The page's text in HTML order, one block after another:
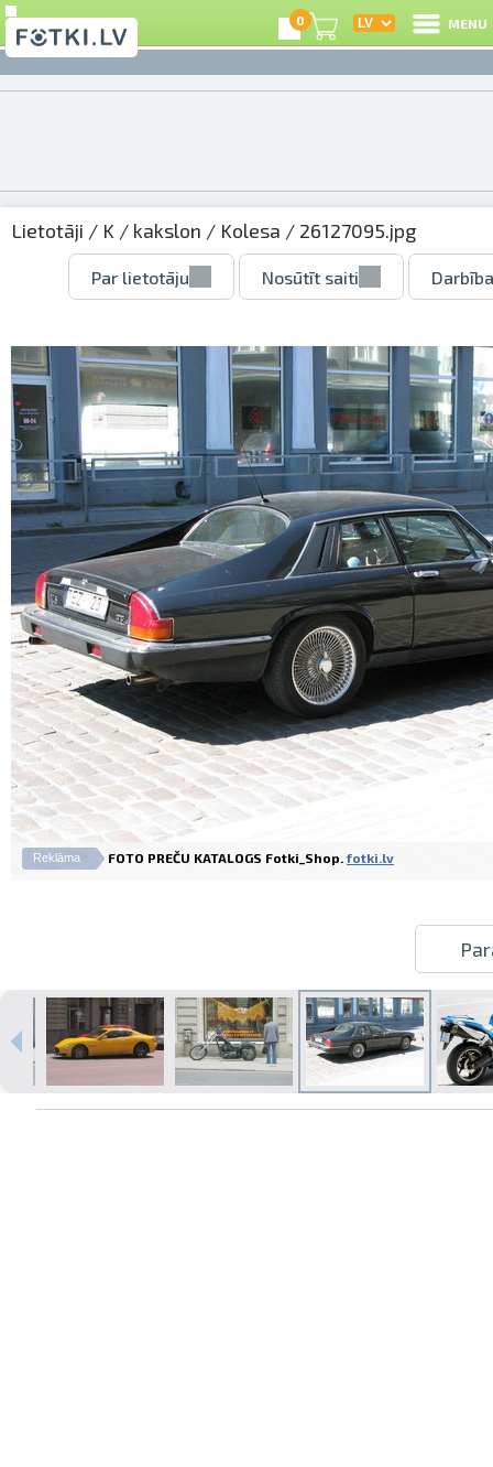
Izdrukas 1h laikā Rīgā – pasūtiet
tiešsaistē
Dažādi formāti un papīra veidi
0 MENU
Lietotāji / K / kakslon / Kolesa / 26127095.jpg
Par lietotāju Nosūtīt saiti
Reklāma FOTO PREČU KATALOGS Fotki_Shop. fotki.lv